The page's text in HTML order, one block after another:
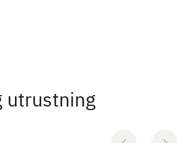
utrustning